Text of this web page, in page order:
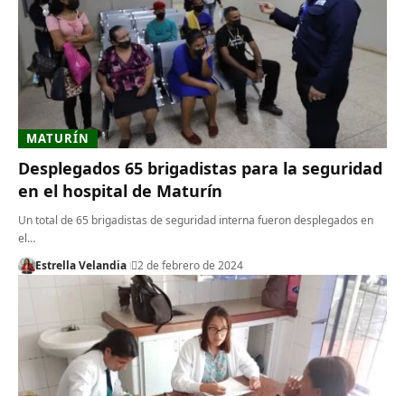
MATURÍN
Desplegados 65 brigadistas para la seguridad
en el hospital de Maturín
Un total de 65 brigadistas de seguridad interna fueron desplegados en
el…
Estrella Velandia
2 de febrero de 2024